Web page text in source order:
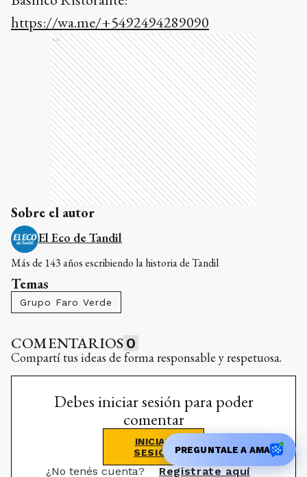
https://wa.me/+5492494289090
Ads
Sobre el autor
El Eco de Tandil
Más de 143 años escribiendo la historia de Tandil
Temas
Grupo Faro Verde
COMENTARIOS 0
Compartí tus ideas de forma responsable y respetuosa.
Debes iniciar sesión para poder
comentar
INICIAR
SESIÓN
¿No tenés cuenta? Registrate aquí
PREGUNTALE A AMA